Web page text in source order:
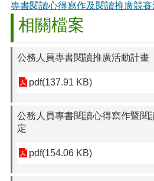
專書閱讀心得寫作及閱讀推廣競
相關檔案
公務人員專書閱讀推廣活動計畫
pdf(137.91 KB)
公務人員專書閱讀心得寫作暨閱
定
pdf(154.06 KB)